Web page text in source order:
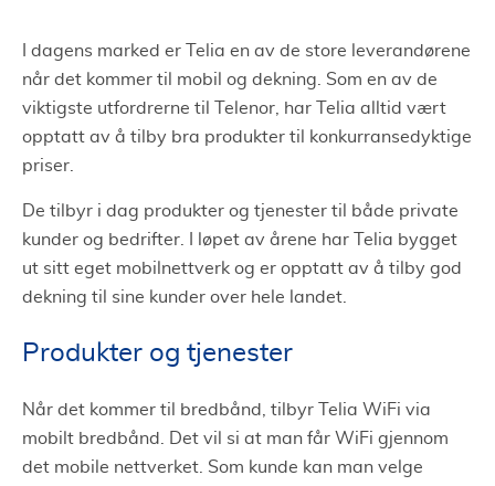
I dagens marked er Telia en av de store leverandørene
når det kommer til mobil og dekning. Som en av de
viktigste utfordrerne til Telenor, har Telia alltid vært
opptatt av å tilby bra produkter til konkurransedyktige
priser.
De tilbyr i dag produkter og tjenester til både private
kunder og bedrifter. I løpet av årene har Telia bygget
ut sitt eget mobilnettverk og er opptatt av å tilby god
dekning til sine kunder over hele landet.
Produkter og tjenester
Når det kommer til bredbånd, tilbyr Telia WiFi via
mobilt bredbånd. Det vil si at man får WiFi gjennom
det mobile nettverket. Som kunde kan man velge